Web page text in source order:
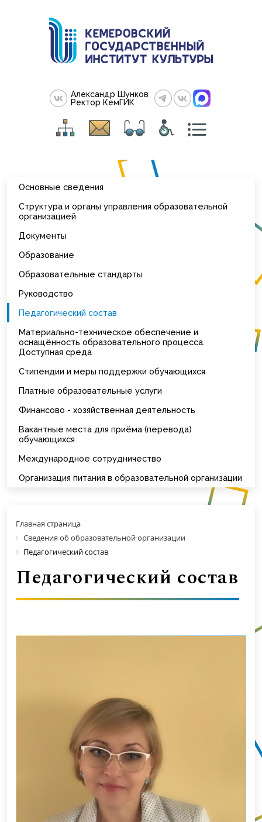
Александр Шунков
Ректор КемГИК
Основные сведения
Структура и органы управления образовательной
организацией
Документы
Образование
Образовательные стандарты
Руководство
Педагогический состав
Материально-техническое обеспечение и
оснащённость образовательного процесса.
Доступная среда
Стипендии и меры поддержки обучающихся
Платные образовательные услуги
Финансово - хозяйственная деятельность
Вакантные места для приёма (перевода)
обучающихся
Международное сотрудничество
Организация питания в образовательной организации
Главная страница
Сведения об образовательной организации
Педагогический состав
Педагогический состав